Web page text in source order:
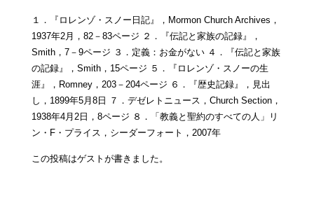
１．『ロレンゾ・スノー日記』，Mormon Church Archives，
1937年2月，82－83ページ ２．『伝記と家族の記録』，
Smith，7－9ページ ３．定義：お金がない ４．『伝記と家族
の記録』，Smith，15ページ ５．『ロレンゾ・スノーの生
涯』，Romney，203－204ページ ６．『歴史記録』，見出
し，1899年5月8日 ７．デゼレトニュース，Church Section，
1938年4月2日，8ページ ８．「教義と聖約のすべての人」リ
ン・F・プライス，シーダーフォート，2007年
この投稿はゲストが書きました。